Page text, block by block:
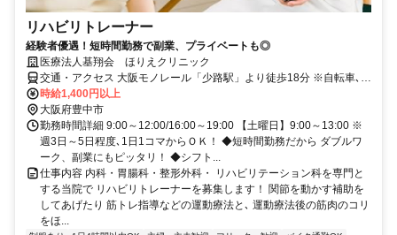
リハビリトレーナー
経験者優遇！短時間勤務で副業、プライベートも◎
医療法人基翔会 ほりえクリニック
交通・アクセス 大阪モノレール「少路駅」より徒歩18分 ※自転車､バ
イク通勤ＯＫ
時給1,400円以上
大阪府豊中市
勤務時間詳細 9:00～12:00/16:00～19:00 【土曜日】9:00～13:00 ※
週3日～5日程度､1日1コマからＯＫ！ ◆短時間勤務だから ダブルワ
ーク、副業にもピッタリ！ ◆シフト...
仕事内容 内科・胃腸科・整形外科・ リハビリテーション科を専門と
する当院で リハビリトレーナーを募集します！ 関節を動かす補助を
してあげたり 筋トレ指導などの運動療法と､ 運動療法後の筋肉のコリ
をほ...